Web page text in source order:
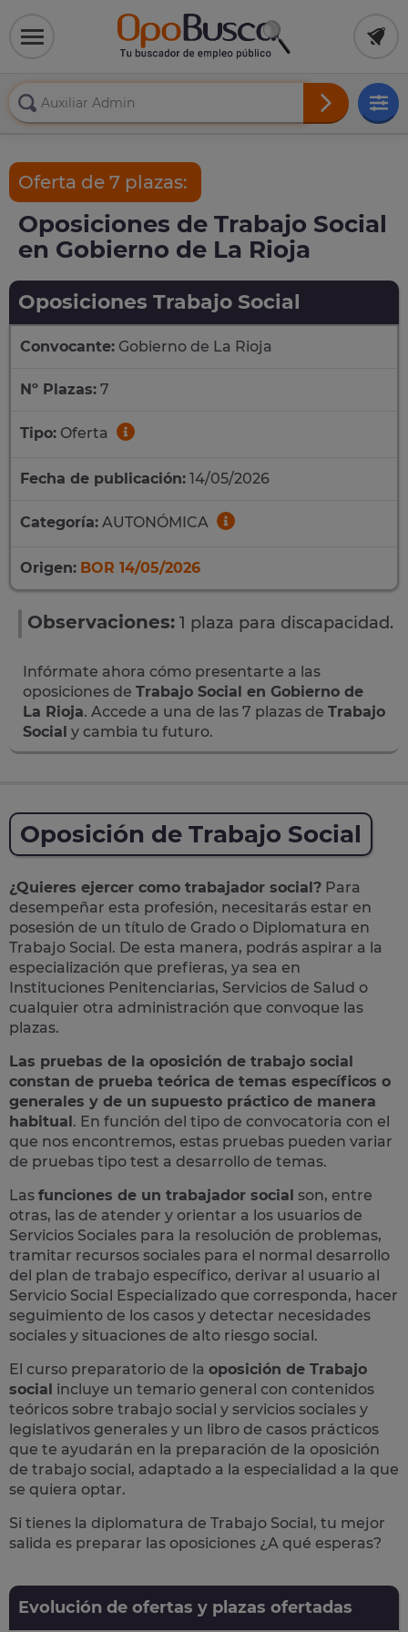
Oferta de 7 plazas:
Oposiciones de Trabajo Social
en Gobierno de La Rioja
Oposiciones Trabajo Social
Convocante: Gobierno de La Rioja
Nº Plazas: 7
Tipo: Oferta
Fecha de publicación: 14/05/2026
Categoría: AUTONÓMICA
Origen: BOR 14/05/2026
Observaciones: 1 plaza para discapacidad.
Infórmate ahora cómo presentarte a las
oposiciones de Trabajo Social en Gobierno de
La Rioja. Accede a una de las 7 plazas de Trabajo
Social y cambia tu futuro.
Oposición de Trabajo Social
¿Quieres ejercer como trabajador social? Para
desempeñar esta profesión, necesitarás estar en
posesión de un título de Grado o Diplomatura en
Trabajo Social. De esta manera, podrás aspirar a la
especialización que prefieras, ya sea en
Instituciones Penitenciarias, Servicios de Salud o
cualquier otra administración que convoque las
plazas.
Las pruebas de la oposición de trabajo social
constan de prueba teórica de temas específicos o
generales y de un supuesto práctico de manera
habitual. En función del tipo de convocatoria con el
que nos encontremos, estas pruebas pueden variar
de pruebas tipo test a desarrollo de temas.
Las funciones de un trabajador social son, entre
otras, las de atender y orientar a los usuarios de
Servicios Sociales para la resolución de problemas,
tramitar recursos sociales para el normal desarrollo
del plan de trabajo específico, derivar al usuario al
Servicio Social Especializado que corresponda, hacer
seguimiento de los casos y detectar necesidades
sociales y situaciones de alto riesgo social.
El curso preparatorio de la oposición de Trabajo
social incluye un temario general con contenidos
teóricos sobre trabajo social y servicios sociales y
legislativos generales y un libro de casos prácticos
que te ayudarán en la preparación de la oposición
de trabajo social, adaptado a la especialidad a la que
se quiera optar.
Si tienes la diplomatura de Trabajo Social, tu mejor
salida es preparar las oposiciones ¿A qué esperas?
Evolución de ofertas y plazas ofertadas